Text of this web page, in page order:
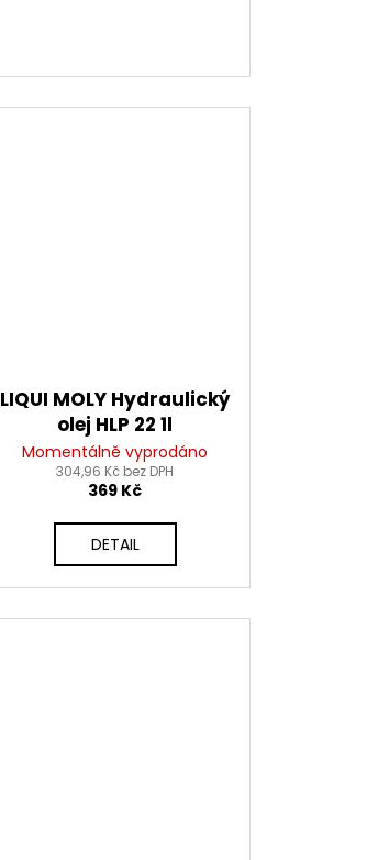
LIQUI MOLY Hydraulický
olej HLP 22 1l
Momentálně vyprodáno
304,96 Kč bez DPH
369 Kč
DETAIL